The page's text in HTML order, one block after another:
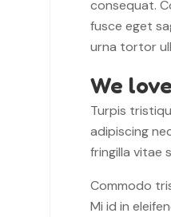
consequat.
fusce eget
urna tortor
We
Turpis
adipiscing
fringilla vitae
Commodo
Mi id in